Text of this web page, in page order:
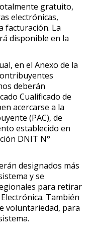
gratuito,
electrónicas,
facturación. La
disponible en la
en el Anexo de la
deberán
Cualificado de
acercarse a la
(PAC), de
establecido en
DNIT N°
designados más
y se
para retirar
También
voluntariedad, para